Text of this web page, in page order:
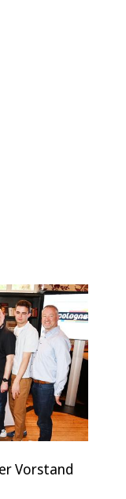
Vorstand